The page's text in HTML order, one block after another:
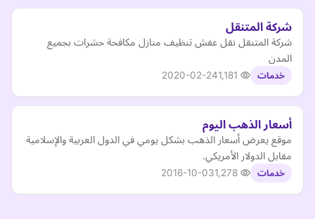
شركة المتنقل
شركة المتنقل نقل عفش تنظيف منازل مكافحة حشرات بجميع
المدن
خدمات 2020-02-24
أسعار الذهب اليوم
موقع يعرض أسعار الذهب بشكل يومي في الدول العربية والإسلامية
مقابل الدولار الأمريكي.
خدمات 2016-10-03